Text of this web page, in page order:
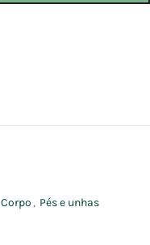
Corpo , Pés e unhas